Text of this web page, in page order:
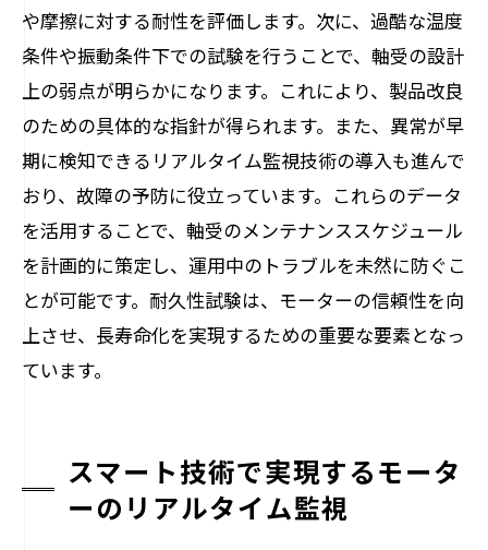
や摩擦に対する耐性を評価します。次に、過酷な温度
条件や振動条件下での試験を行うことで、軸受の設計
上の弱点が明らかになります。これにより、製品改良
のための具体的な指針が得られます。また、異常が早
期に検知できるリアルタイム監視技術の導入も進んで
おり、故障の予防に役立っています。これらのデータ
を活用することで、軸受のメンテナンススケジュール
を計画的に策定し、運用中のトラブルを未然に防ぐこ
とが可能です。耐久性試験は、モーターの信頼性を向
上させ、長寿命化を実現するための重要な要素となっ
ています。
スマート技術で実現するモータ
ーのリアルタイム監視